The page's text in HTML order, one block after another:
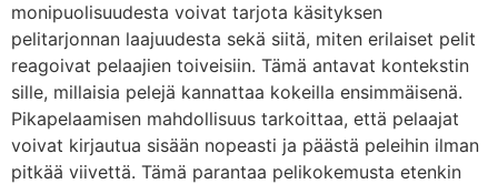
monipuolisuudesta voivat tarjota käsityksen
pelitarjonnan laajuudesta sekä siitä, miten erilaiset pelit
reagoivat pelaajien toiveisiin. Tämä antavat kontekstin
sille, millaisia pelejä kannattaa kokeilla ensimmäisenä.
Pikapelaamisen mahdollisuus tarkoittaa, että pelaajat
voivat kirjautua sisään nopeasti ja päästä peleihin ilman
pitkää viivettä. Tämä parantaa pelikokemusta etenkin